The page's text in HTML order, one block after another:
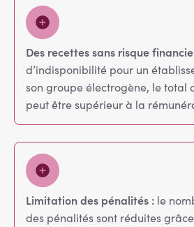
Des recettes sans risque
d’indisponibilité pour un
son groupe électrogène, le total
peut être supérieur à la
Limitation des pénalités : le
des pénalités sont réduites